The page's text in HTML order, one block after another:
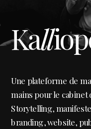
Kall
Une plateforme de
mains pour le cabinet
Storytelling,
branding, website,